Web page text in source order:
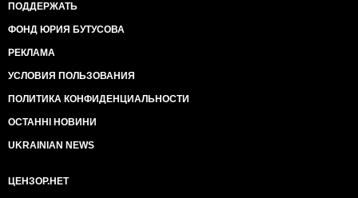
ПОДДЕРЖАТЬ
ФОНД ЮРИЯ БУТУСОВА
РЕКЛАМА
УСЛОВИЯ ПОЛЬЗОВАНИЯ
ПОЛИТИКА КОНФИДЕНЦИАЛЬНОСТИ
ОСТАННІ НОВИНИ
UKRAINIAN NEWS
ЦЕНЗОР.НЕТ